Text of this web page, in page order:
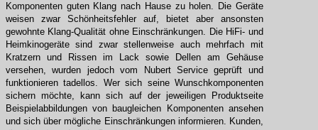
Komponenten guten Klang nach Hause zu holen. Die Geräte
weisen zwar Schönheitsfehler auf, bietet aber ansonsten
gewohnte Klang-Qualität ohne Einschränkungen. Die HiFi- und
Heimkinogeräte sind zwar stellenweise auch mehrfach mit
Kratzern und Rissen im Lack sowie Dellen am Gehäuse
versehen, wurden jedoch vom Nubert Service geprüft und
funktionieren tadellos. Wer sich seine Wunschkomponenten
sichern möchte, kann sich auf der jeweiligen Produktseite
Beispielabbildungen von baugleichen Komponenten ansehen
und sich über mögliche Einschränkungen informieren. Kunden,